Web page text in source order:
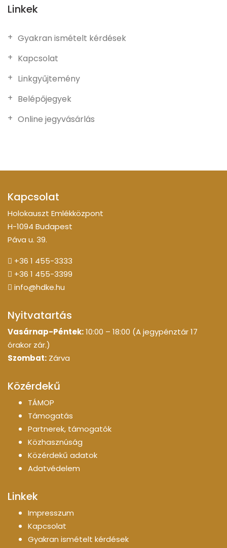
Linkek
Gyakran ismételt kérdések
Kapcsolat
Linkgyűjtemény
Belépőjegyek
Online jegyvásárlás
Kapcsolat
Holokauszt Emlékközpont
H-1094 Budapest
Páva u. 39.
+36 1 455-3333
+36 1 455-3399
info@hdke.hu
Nyitvatartás
Vasárnap-Péntek:10:00 – 18:00 (A jegypénztár 17
órakor zár.)
Szombat: Zárva
Közérdekű
TÁMOP
Támogatás
Partnerek, támogatók
Közhasznúság
Közérdekű adatok
Adatvédelem
Linkek
Impresszum
Kapcsolat
Gyakran ismételt kérdések